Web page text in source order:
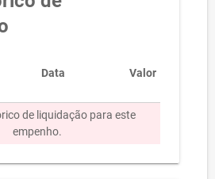
Data Valor
de liquidação para este
empenho.